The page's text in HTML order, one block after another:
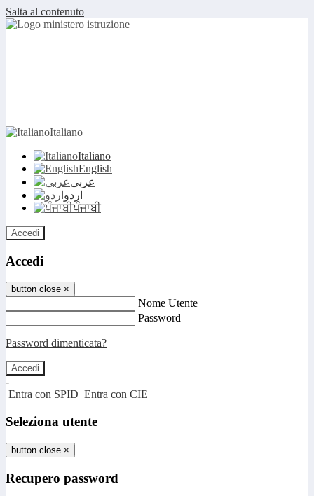
Salta al contenuto
Italiano
Italiano
English
عربى
اردو
ਪੰਜਾਬੀ
Accedi
Accedi
button close ×
Nome Utente
Password
Password dimenticata?
-
Entra con SPID Entra con CIE
Seleziona utente
button close ×
Recupero password